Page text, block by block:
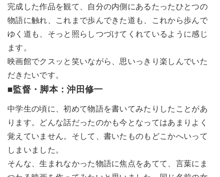
完成した作品を観て、自分の内側にあるたったひとつの
物語に触れ、これまで歩んできた道も、これから歩んで
ゆく道も、そっと照らしつづけてくれているように感じ
ます。
映画館でクスッと笑いながら、思いっきり楽しんでいた
だきたいです。
■監督・脚本：沖田修一
中学生の頃に、初めて物語を書いてみたりしたことがあ
ります。どんな話だったのかも今となってはあまりよく
覚えていません。そして、書いたものもどこかへいって
しまいました。
そんな、生まれなかった物語に焦点をあてて、言葉にま